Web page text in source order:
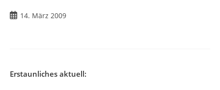
Beitrag14. März 2009
Erstaunliches aktuell: